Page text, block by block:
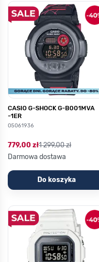
CASIO G-SHOCK G-B001MVA
-1ER
05061936
779,00 zł1 299,00 zł
Darmowa dostawa
Do koszyka